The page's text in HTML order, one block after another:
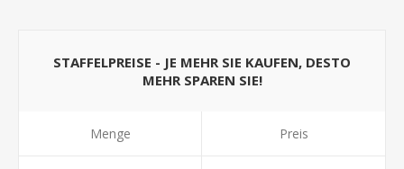
STAFFELPREISE - JE MEHR SIE KAUFEN, DESTO
MEHR SPAREN SIE!
Menge Preis